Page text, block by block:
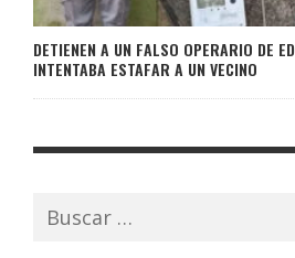
DETIENEN A UN FALSO OPERARIO DE
INTENTABA ESTAFAR A UN VECINO
Buscar: